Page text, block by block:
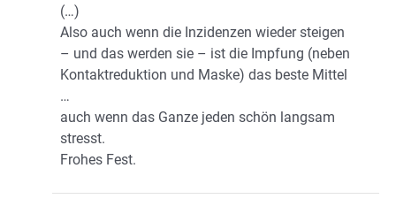
(…)
Also auch wenn die Inzidenzen wieder steigen
– und das werden sie – ist die Impfung (neben
Kontaktreduktion und Maske) das beste Mittel
…
auch wenn das Ganze jeden schön langsam
stresst.
Frohes Fest.